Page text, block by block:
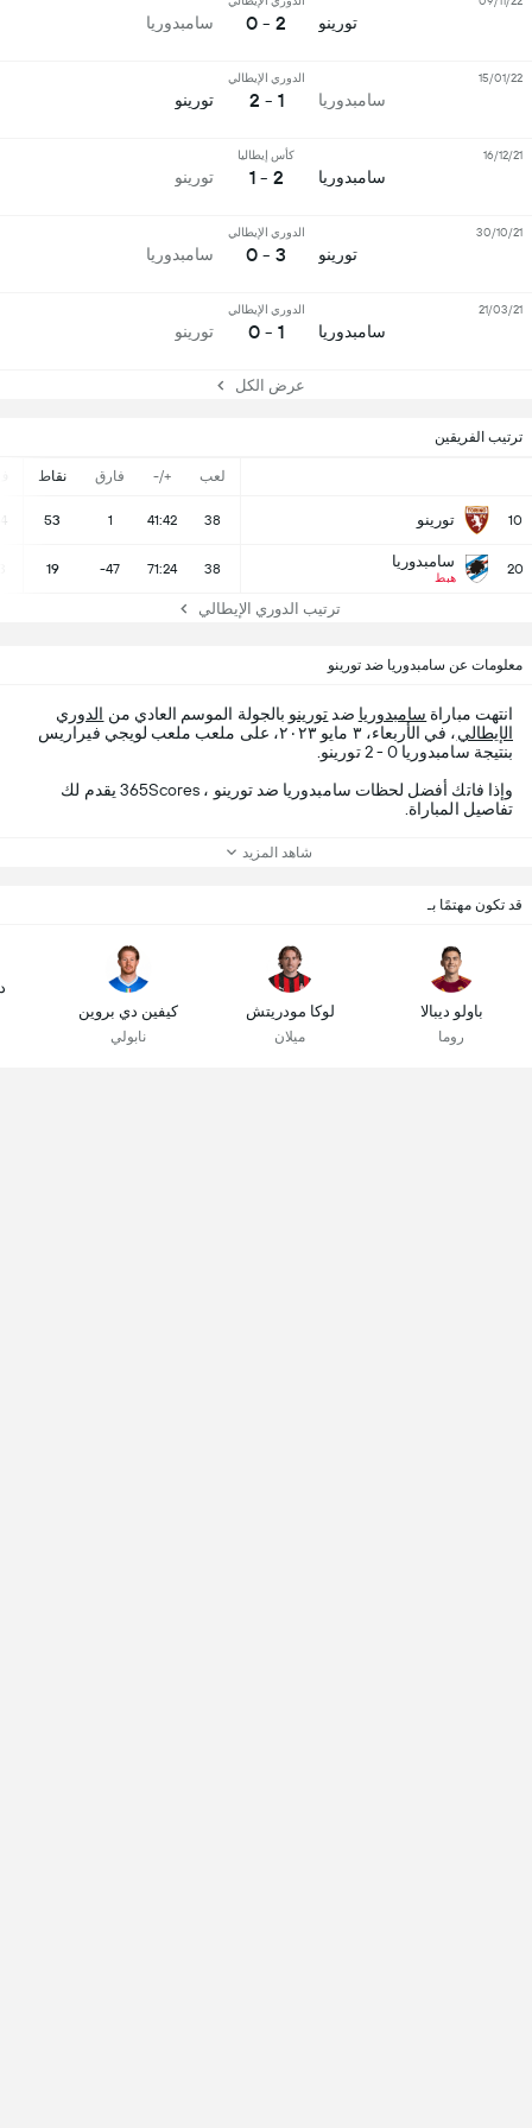
ترتيب الفريقين
لعب +/- فارق نقاط
10 تورينو 38
41:42
1
53
20 سامبدوريا
هبط
38
71:24
-47
19
ترتيب الدوري الإيطالي
تورينو 2 - 0 سامبدوريا
سامبدوريا
الدوري الإيطالي
1 - 2 تورينو
15/01/22
سامبدوريا
كأس إيطاليا
2 - 1 تورينو
16/12/21
تورينو
الدوري الإيطالي
3 - 0 سامبدوريا
30/10/21
سامبدوريا
الدوري الإيطالي
1 - 0 تورينو
21/03/21
عرض الكل
معلومات عن سامبدوريا ضد تورينو
انتهت مباراة سامبدوريا ضد تورينو بالجولة الموسم العادي من الدوري
الإيطالي
، في الأربعاء، ٣ مايو ٢٠٢٣، على ملعب ملعب لويجي فيراريس
بنتيجة سامبدوريا 0 - 2 تورينو.
وإذا فاتك أفضل لحظات سامبدوريا ضد تورينو ، 365Scores يقدم لك
تفاصيل المباراة.
شاهد المزيد
قد تكون مهتمًا بـ
باولو ديبالا
روما
لوكا مودريتش
ميلان
كيفين دي بروين
نابولي